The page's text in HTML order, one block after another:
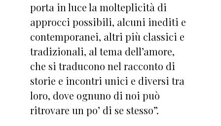
porta in luce la molteplicità di
approcci possibili, alcuni inediti e
contemporanei, altri più classici e
tradizionali, al tema dell’amore,
che si traducono nel racconto di
storie e incontri unici e diversi tra
loro, dove ognuno di noi può
ritrovare un po’ di se stesso”.